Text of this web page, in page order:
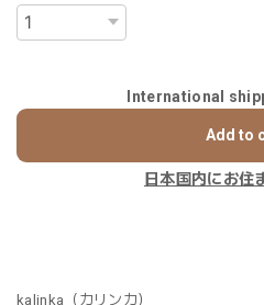
International
Add to
日本国内にお住
kalinka（カリンカ）